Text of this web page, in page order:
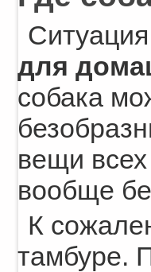
для
собака
вещи
вообще
К
тамбуре.